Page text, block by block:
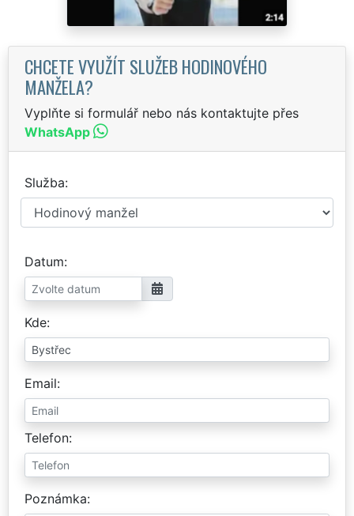
CHCETE VYUŽÍT SLUŽEB HODINOVÉHO
MANŽELA?
Vyplňte si formulář nebo nás kontaktujte přes
WhatsApp
Služba
Datum
Kde
Email
Telefon
Poznámka